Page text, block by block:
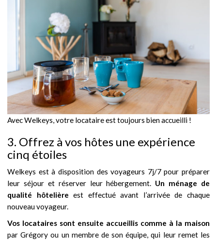
Avec Welkeys, votre locataire est toujours bien accueilli !
3. Offrez à vos hôtes une expérience
cinq étoiles
Welkeys est à disposition des voyageurs 7j/7 pour préparer
leur séjour et réserver leur hébergement. Un ménage de
qualité hôtelière est effectué avant l’arrivée de chaque
nouveau voyageur.
Vos locataires sont ensuite accueillis comme à la maison
par Grégory ou un membre de son équipe, qui leur remet les